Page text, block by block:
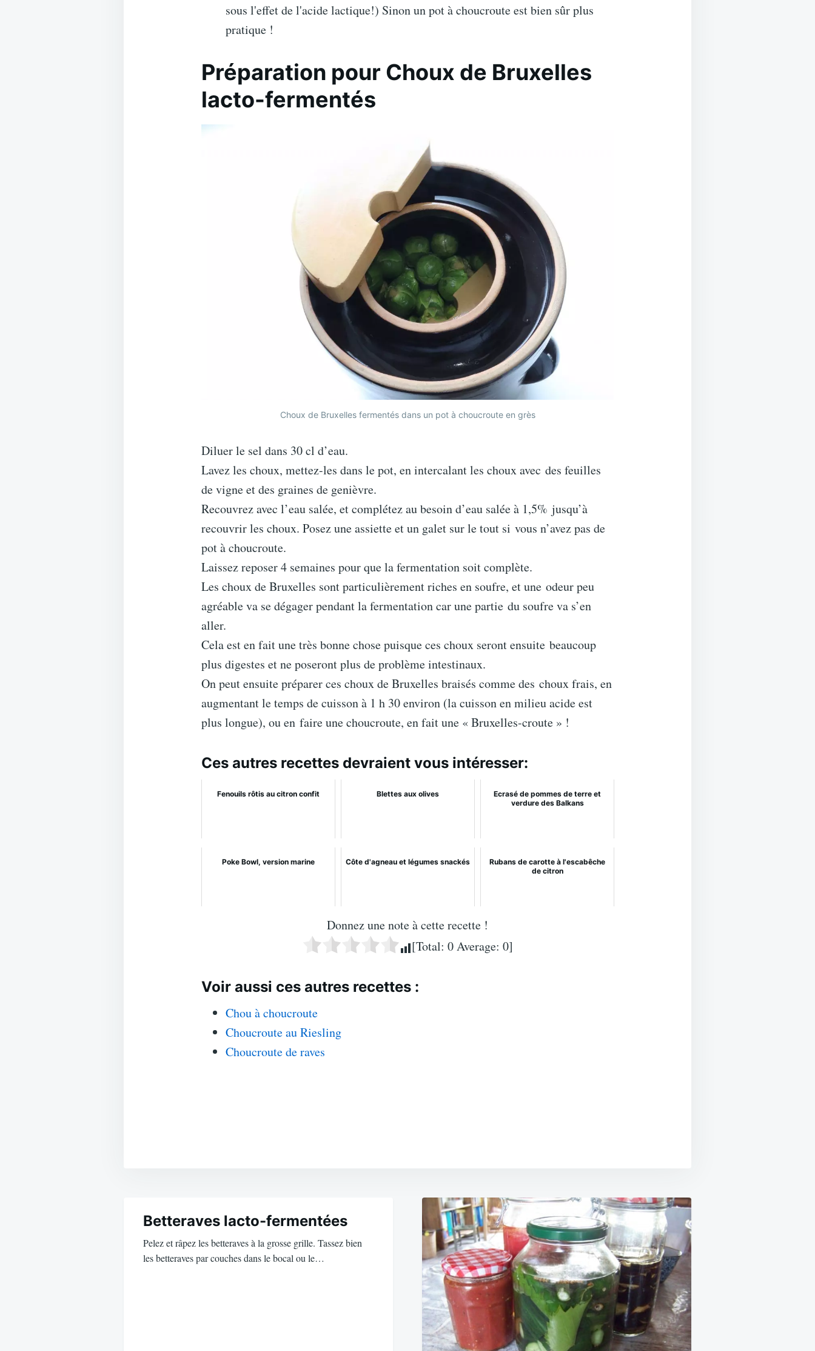
sous l'effet de l'acide lactique!) Sinon un pot à choucroute est bien sûr plus
pratique !
Préparation pour Choux de Bruxelles
lacto-fermentés
Choux de Bruxelles fermentés dans un pot à choucroute en grès
Diluer le sel dans 30 cl d’eau.
Lavez les choux, mettez-les dans le pot, en intercalant les choux avec des feuilles
de vigne et des graines de genièvre.
Recouvrez avec l’eau salée, et complétez au besoin d’eau salée à 1,5% jusqu’à
recouvrir les choux. Posez une assiette et un galet sur le tout si vous n’avez pas de
pot à choucroute.
Laissez reposer 4 semaines pour que la fermentation soit complète.
Les choux de Bruxelles sont particulièrement riches en soufre, et une odeur peu
agréable va se dégager pendant la fermentation car une partie du soufre va s’en
aller.
Cela est en fait une très bonne chose puisque ces choux seront ensuite beaucoup
plus digestes et ne poseront plus de problème intestinaux.
On peut ensuite préparer ces choux de Bruxelles braisés comme des choux frais, en
augmentant le temps de cuisson à 1 h 30 environ (la cuisson en milieu acide est
plus longue), ou en faire une choucroute, en fait une « Bruxelles-croute » !
Ces autres recettes devraient vous intéresser:
Fenouils rôtis au citron confit Blettes aux olives
Ecrasé de pommes de terre et
verdure des Balkans
Poke Bowl, version marine Côte d'agneau et légumes snackés
Rubans de carotte à l'escabêche
de citron
Donnez une note à cette recette !
[Total: 0Average: 0]
Voir aussi ces autres recettes :
Chou à choucroute
Choucroute au Riesling
Choucroute de raves
de
l’article
Betteraves lacto-fermentées
Pelez et râpez les betteraves à la grosse grille. Tassez bien
les betteraves par couches dans le bocal ou le…